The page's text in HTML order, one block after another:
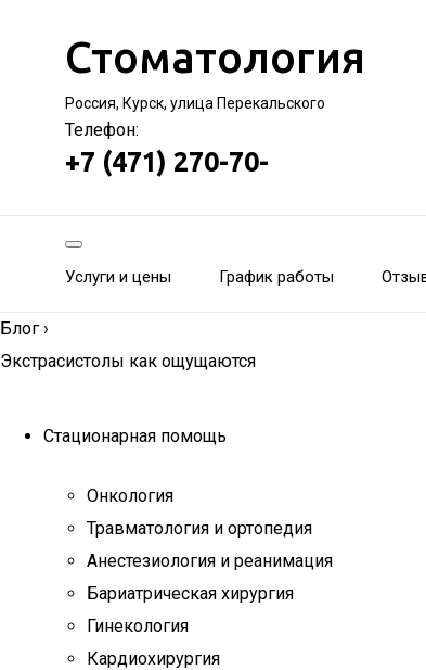
Стоматология
Россия, Курск, улица Перекальского
Телефон:
+7 (471) 270-70-
Услуги и цены График работы
Блог ›
Экстрасистолы как ощущаются
Стационарная помощь
Онкология
Травматология и ортопедия
Анестезиология и реанимация
Бариатрическая хирургия
Гинекология
Кардиохирургия